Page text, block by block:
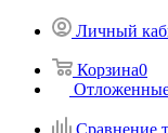
Личный
Корзина0
Сравнение